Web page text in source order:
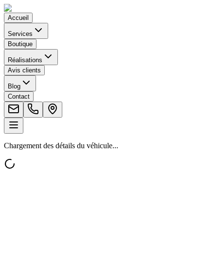
Accueil
Services
Boutique
Réalisations
Avis clients
Blog
Contact
Chargement des détails du véhicule...